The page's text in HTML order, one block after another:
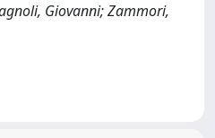
Giovanni; Zammori,